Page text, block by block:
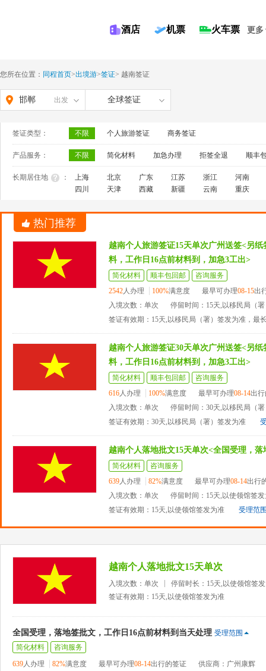
酒店 机票 火车票 更多
您所在位置： 同程首页>出境游>签证> 越南签证
邯郸 出发 全球签证
签证类型： 不限 个人旅游签证 商务签证
产品服务： 不限 简化材料 加急办理 拒签全退 顺丰
长期居住地 ： 上海 北京 广东 江苏 浙江
河南
四川
天津 西藏 新疆 云南 重庆
热门推荐
越南个人旅游签证15天单次广州送签<另
料，工作日16点前材料到，加急3工出>
简化材料 顺丰包回邮
咨询服务
2542人办理 100%满意度 最早可办理08-15出
入境次数：单次
停留时间：15天,以移民局（
签证有效期：15天,以移民局（署）签发为准，最
越南个人旅游签证30天单次广州送签<另
料，工作日16点前材料到，加急3工出>
简化材料 顺丰包回邮
咨询服务
616人办理 100%满意度 最早可办理08-14出
入境次数：单次
停留时间：30天,以移民局（
签证有效期：30天,以移民局（署）签发为准
越南个人落地批文15天单次<全国受理，
简化材料
咨询服务
639人办理 82%满意度 最早可办理08-14出行
入境次数：单次
停留时间：15天,以使领馆签
签证有效期：15天,以使领馆签发为准
受理范
越南个人落地批文15天单次
入境次数：单次
停留时长：15天,以使领馆签
签证有效期：15天,以使领馆签发为准
全国受理，落地签批文，工作日16点前材料到当天处理 受理范围
简化材料
咨询服务
639人办理 82%满意度 最早可办理08-14出行的签证 供应商：广州康辉